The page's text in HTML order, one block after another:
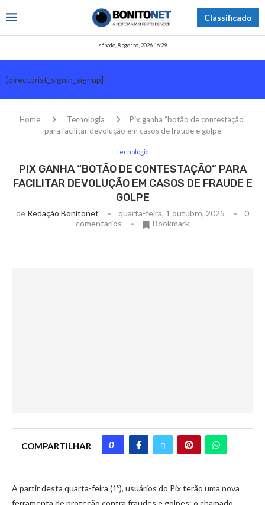
Classificado
sábado, 8 agosto, 2026 16:29
[directorist_signin_signup]
Home Tecnologia
Pix ganha “botão de contestação”
para facilitar devolução em casos de fraude e golpe
Tecnologia
PIX GANHA “BOTÃO DE CONTESTAÇÃO” PARA
FACILITAR DEVOLUÇÃO EM CASOS DE FRAUDE E
GOLPE
de Redação Bonitonet quarta-feira, 1 outubro, 2025
0
comentários
Bookmark
COMPARTILHAR 0
A partir desta quarta-feira (1º), usuários do Pix terão uma nova
ferramenta de proteção contra fraudes e golpes: o chamado